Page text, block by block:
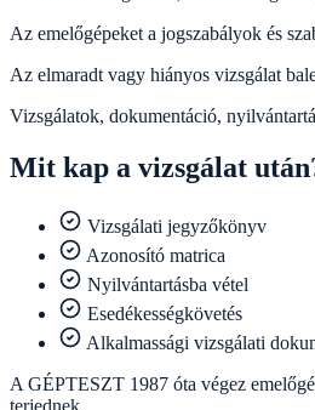
Az emelőgépeket a jogszabályok és
Az elmaradt vagy hiányos vizsgálat
Vizsgálatok, dokumentáció,
Mit kap a vizsgálat
Vizsgálati jegyzőkönyv
Azonosító matrica
Nyilvántartásba vétel
Esedékességkövetés
Alkalmassági vizsgálati
A GÉPTESZT 1987 óta végez
terjednek.